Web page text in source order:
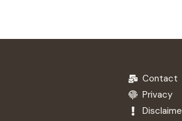
Contact
Privacy